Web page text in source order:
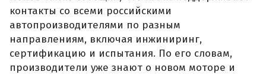
контакты со всеми российскими
автопроизводителями по разным
направлениям, включая инжиниринг,
сертификацию и испытания. По его словам,
производители уже знают о новом моторе и